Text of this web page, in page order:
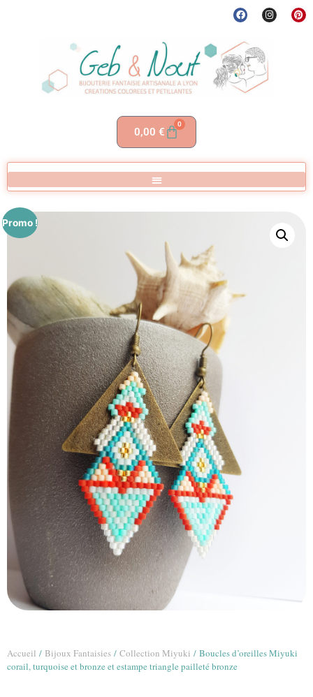
0,00 €
0
Promo !
Accueil / Bijoux Fantaisies / Collection Miyuki / Boucles d’oreilles Miyuki
corail, turquoise et bronze et estampe triangle pailleté bronze